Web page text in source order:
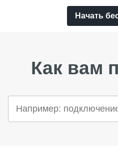
Начать
Как вам